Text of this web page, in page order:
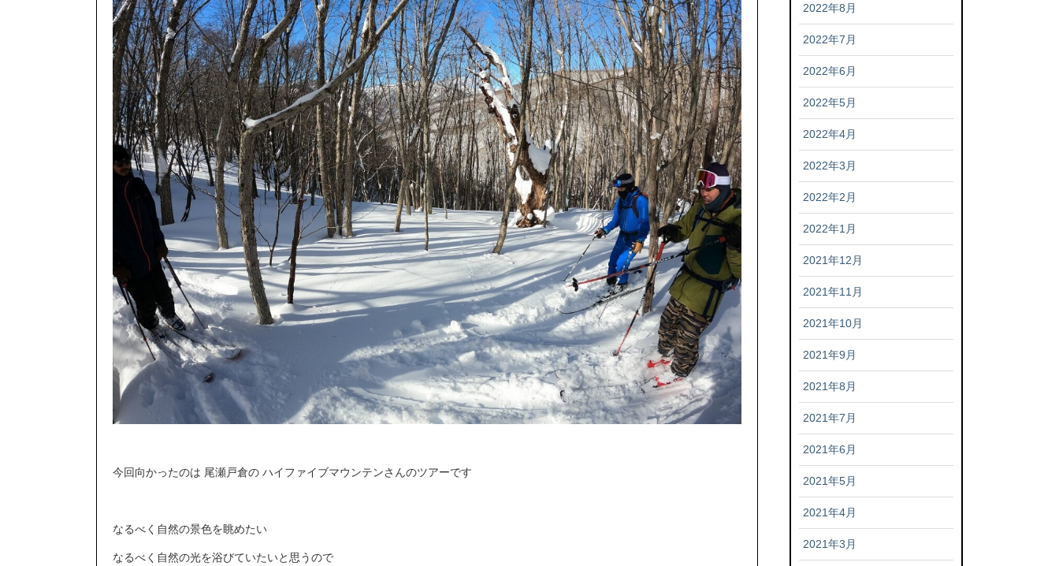
今回向かったのは 尾瀬戸倉の ハイファイブマウンテンさんのツアーです
なるべく自然の景色を眺めたい
なるべく自然の光を浴びていたいと思うので
2022年8月
2022年7月
2022年6月
2022年5月
2022年4月
2022年3月
2022年2月
2022年1月
2021年12月
2021年11月
2021年10月
2021年9月
2021年8月
2021年7月
2021年6月
2021年5月
2021年4月
2021年3月